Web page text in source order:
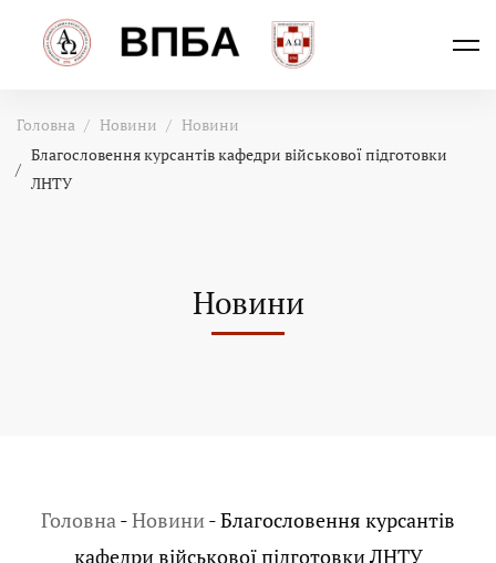
Головна Новини
Новини
Благословення курсантів кафедри військової підготовки
ЛНТУ
Новини
Головна-Новини-Благословення курсантів
кафедри військової підготовки ЛНТУ